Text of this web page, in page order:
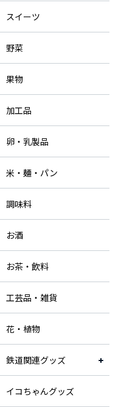
スイーツ
野菜
果物
加工品
卵・乳製品
米・麺・パン
調味料
お酒
お茶・飲料
工芸品・雑貨
花・植物
鉄道関連グッズ
イコちゃんグッズ